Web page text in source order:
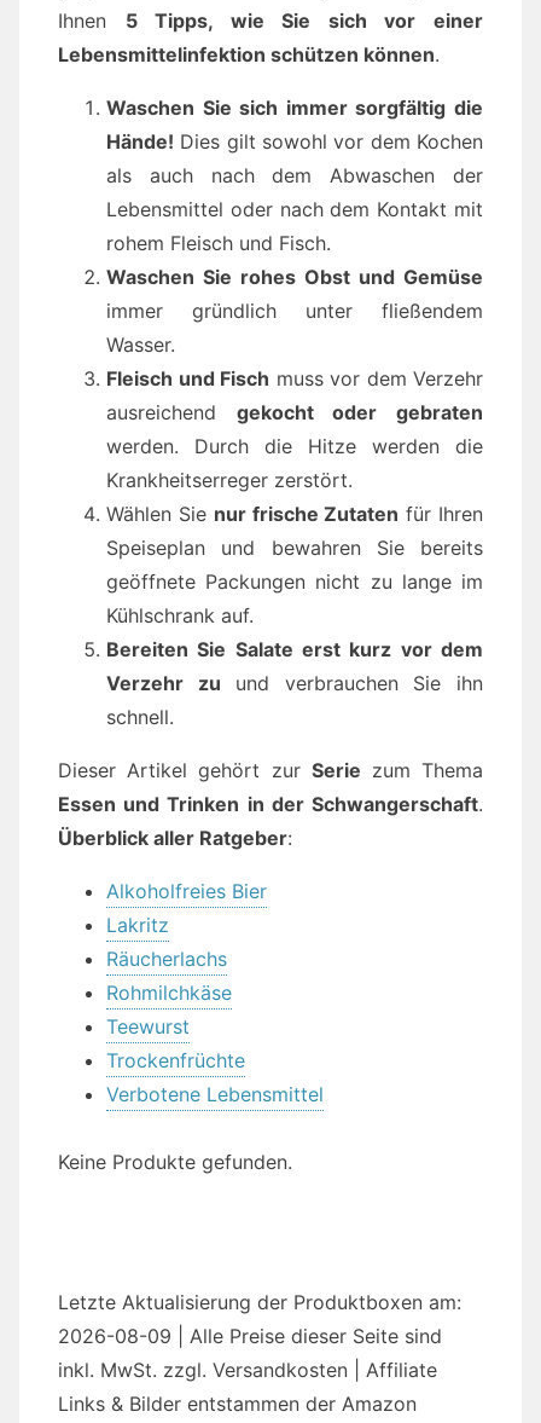
Ihnen 5 Tipps, wie Sie sich vor einer
Lebensmittelinfektion schützen können.
Waschen Sie sich immer sorgfältig die
Hände! Dies gilt sowohl vor dem Kochen
als auch nach dem Abwaschen der
Lebensmittel oder nach dem Kontakt mit
rohem Fleisch und Fisch.
Waschen Sie rohes Obst und Gemüse
immer gründlich unter fließendem
Wasser.
Fleisch und Fisch muss vor dem Verzehr
ausreichend gekocht oder gebraten
werden. Durch die Hitze werden die
Krankheitserreger zerstört.
Wählen Sie nur frische Zutaten für Ihren
Speiseplan und bewahren Sie bereits
geöffnete Packungen nicht zu lange im
Kühlschrank auf.
Bereiten Sie Salate erst kurz vor dem
Verzehr zu und verbrauchen Sie ihn
schnell.
Dieser Artikel gehört zur Serie zum Thema
Essen und Trinken in der Schwangerschaft.
Überblick aller Ratgeber:
Alkoholfreies Bier
Lakritz
Räucherlachs
Rohmilchkäse
Teewurst
Trockenfrüchte
Verbotene Lebensmittel
Keine Produkte gefunden.
Letzte Aktualisierung der Produktboxen am:
2026-08-09 | Alle Preise dieser Seite sind
inkl. MwSt. zzgl. Versandkosten | Affiliate
Links & Bilder entstammen der Amazon